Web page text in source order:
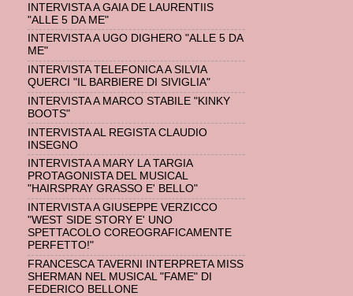
INTERVISTA A GAIA DE LAURENTIIS
"ALLE 5 DA ME"
INTERVISTA A UGO DIGHERO "ALLE 5 DA
ME"
INTERVISTA TELEFONICA A SILVIA
QUERCI "IL BARBIERE DI SIVIGLIA"
INTERVISTA A MARCO STABILE "KINKY
BOOTS"
INTERVISTA AL REGISTA CLAUDIO
INSEGNO
INTERVISTA A MARY LA TARGIA
PROTAGONISTA DEL MUSICAL
"HAIRSPRAY GRASSO E' BELLO"
INTERVISTA A GIUSEPPE VERZICCO
"WEST SIDE STORY E' UNO
SPETTACOLO COREOGRAFICAMENTE
PERFETTO!"
FRANCESCA TAVERNI INTERPRETA MISS
SHERMAN NEL MUSICAL "FAME" DI
FEDERICO BELLONE